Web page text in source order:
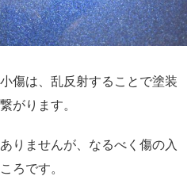
傷は、乱反射することで塗装
がります。
りませんが、なるべく傷の入
ろです。